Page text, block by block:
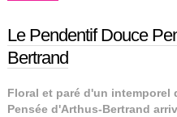
Le Pendentif Douce
Bertrand
Floral et paré d'un intemporel
Pensée d'Arthus-Bertrand